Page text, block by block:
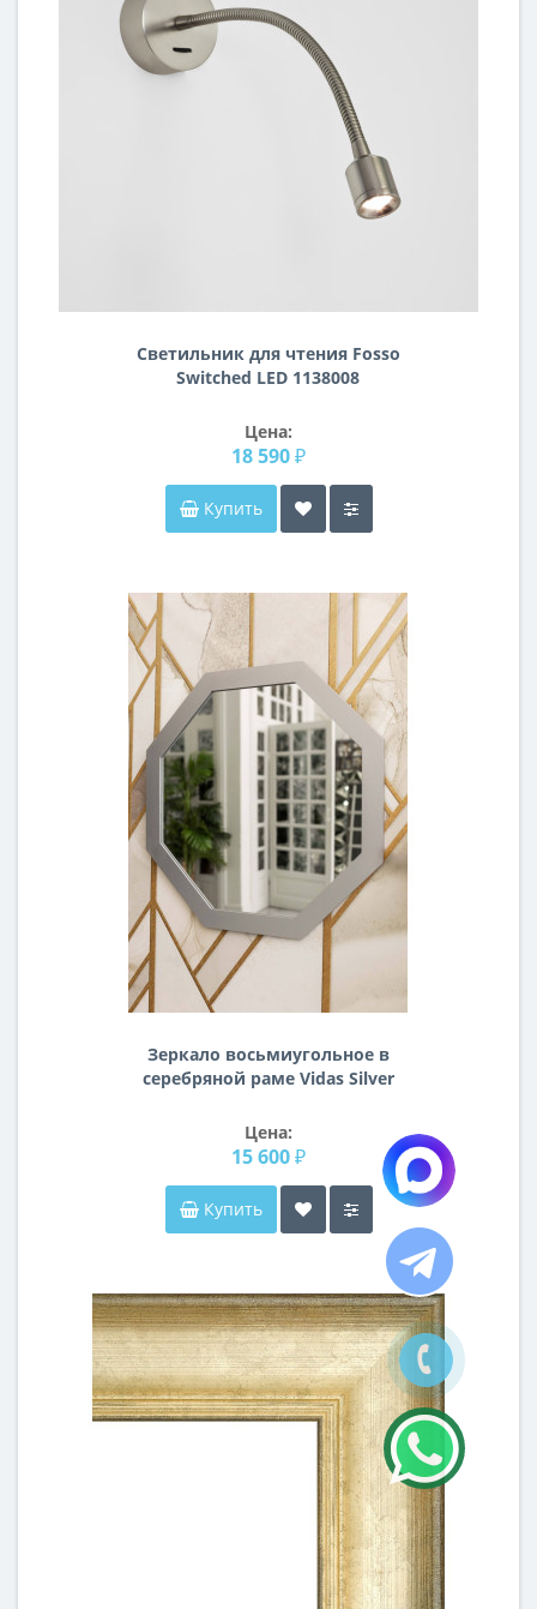
Светильник для чтения Fosso
Switched LED 1138008
Цена:
18 590 ₽
Купить
Зеркало восьмиугольное в
серебряной раме Vidas Silver
Цена:
15 600 ₽
Купить